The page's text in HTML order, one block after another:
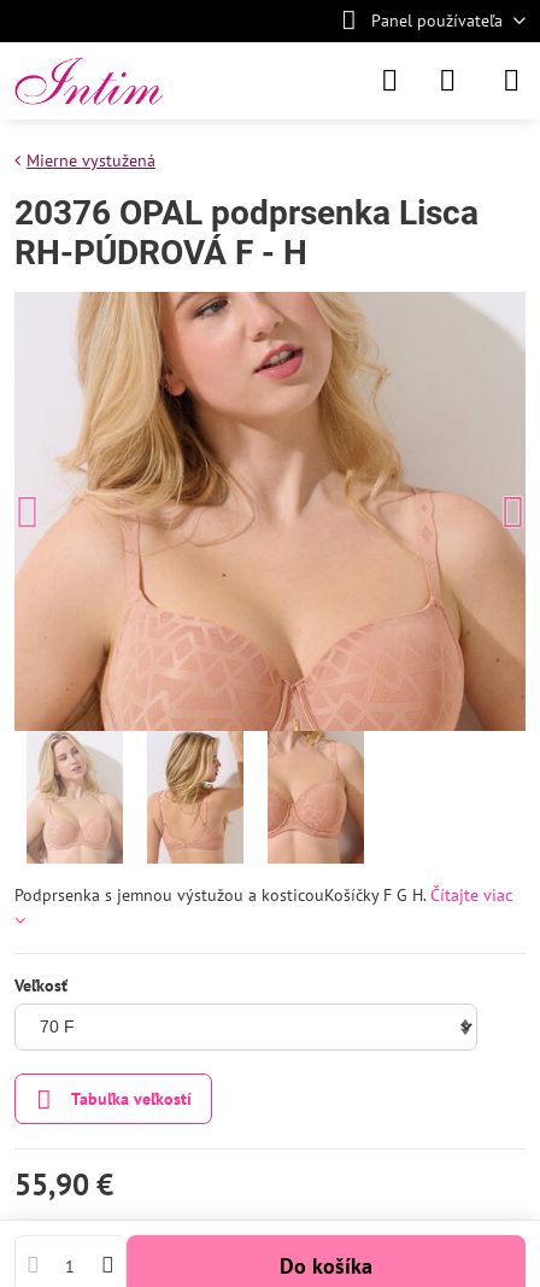
Panel používateľa
Mierne vystužená
20376 OPAL podprsenka Lisca
RH-PÚDROVÁ F - H
Podprsenka s jemnou výstužou a kosticouKošíčky F G H.Čítajte viac
Veľkosť
Tabuľka veľkostí
55,90 €
Do košíka